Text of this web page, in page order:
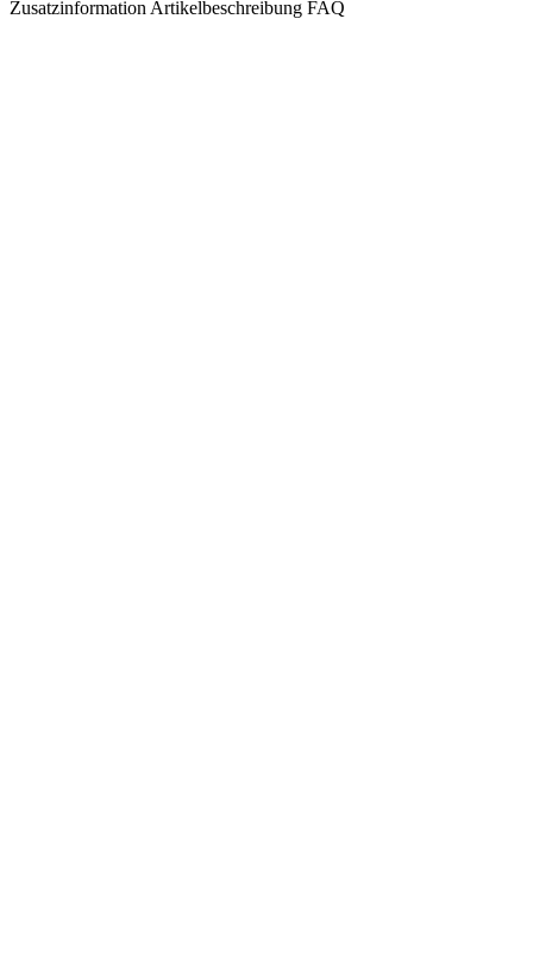
Zusatzinformation Artikelbeschreibung FAQ